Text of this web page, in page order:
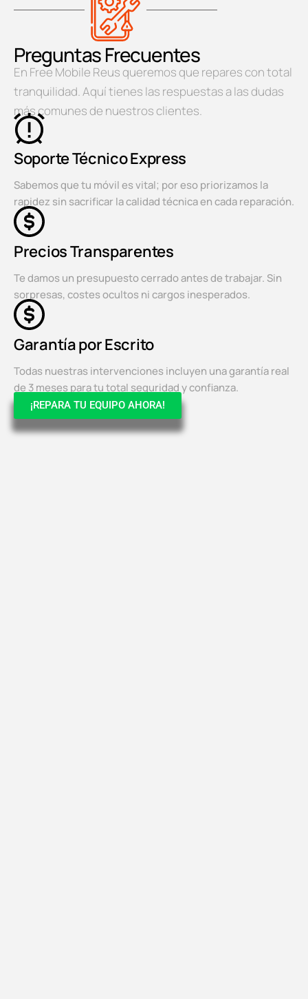
Preguntas Frecuentes
En Free Mobile Reus queremos que repares con total
tranquilidad. Aquí tienes las respuestas a las dudas
más comunes de nuestros clientes.
Soporte Técnico Express
Sabemos que tu móvil es vital; por eso priorizamos la
rapidez sin sacrificar la calidad técnica en cada reparación.
Precios Transparentes
Te damos un presupuesto cerrado antes de trabajar. Sin
sorpresas, costes ocultos ni cargos inesperados.
Garantía por Escrito
Todas nuestras intervenciones incluyen una garantía real
de 3 meses para tu total seguridad y confianza.
¡REPARA TU EQUIPO AHORA!